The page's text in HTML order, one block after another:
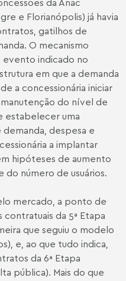
e Florianópolis) já havia
gatilhos de
O mecanismo
indicado no
em que a demanda
a concessionária iniciar
do nível de
estabelecer uma
despesa e
a implantar
hipóteses de aumento
número de usuários.
mercado, a ponto de
da 5ª Etapa
que seguiu o modelo
e, ao que tudo indica,
da 6ª Etapa
pública). Mais do que